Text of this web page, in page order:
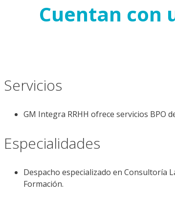
Cuentan con
Servicios
GM Integra RRHH ofrece servicios BPO
Especialidades
Despacho especializado en Consultoría
Formación.